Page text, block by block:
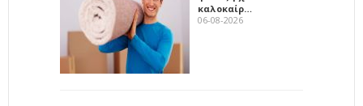
καλοκαίρ…
06-08-2026